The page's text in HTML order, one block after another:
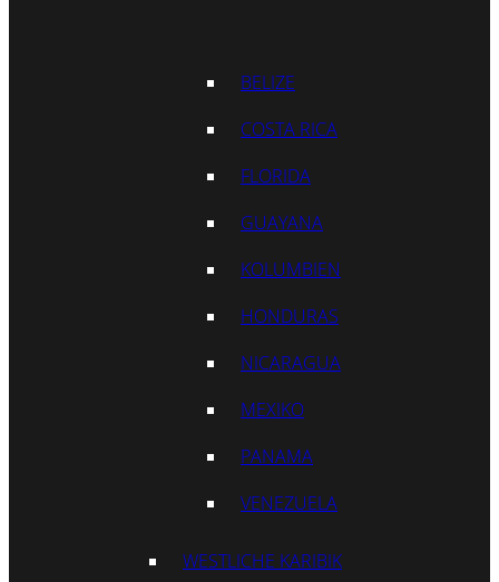
BELIZE
COSTA RICA
FLORIDA
GUAYANA
KOLUMBIEN
HONDURAS
NICARAGUA
MEXIKO
PANAMA
VENEZUELA
WESTLICHE KARIBIK